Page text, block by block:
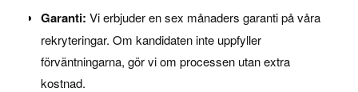
Garanti: Vi erbjuder en sex månaders garanti på våra
rekryteringar. Om kandidaten inte uppfyller
förväntningarna, gör vi om processen utan extra
kostnad.